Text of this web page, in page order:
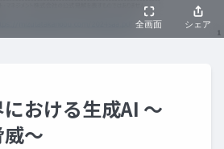
おける生成AI ～
～